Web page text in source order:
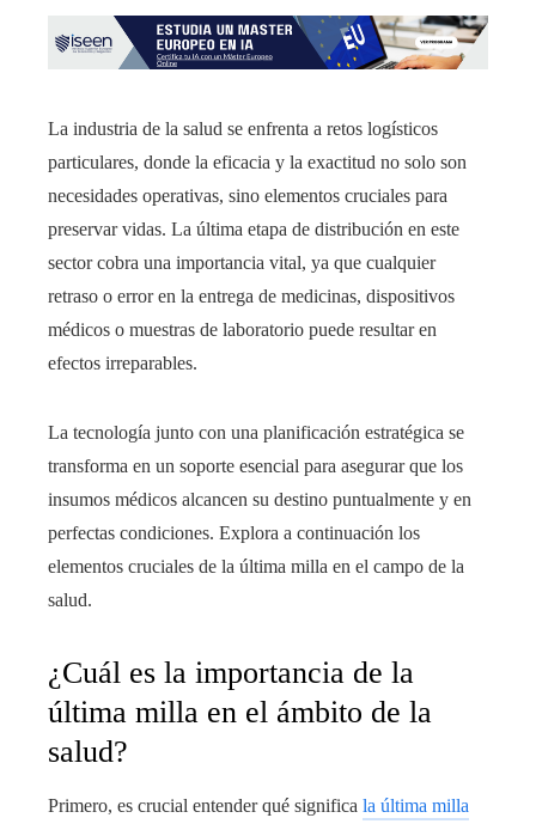
La industria de la salud se enfrenta a retos logísticos
particulares, donde la eficacia y la exactitud no solo son
necesidades operativas, sino elementos cruciales para
preservar vidas. La última etapa de distribución en este
sector cobra una importancia vital, ya que cualquier
retraso o error en la entrega de medicinas, dispositivos
médicos o muestras de laboratorio puede resultar en
efectos irreparables.
La tecnología junto con una planificación estratégica se
transforma en un soporte esencial para asegurar que los
insumos médicos alcancen su destino puntualmente y en
perfectas condiciones. Explora a continuación los
elementos cruciales de la última milla en el campo de la
salud.
¿Cuál es la importancia de la
última milla en el ámbito de la
salud?
Primero, es crucial entender qué significa la última milla